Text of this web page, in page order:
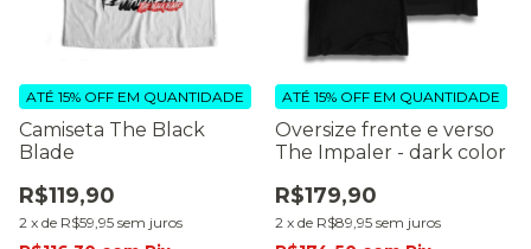
Camiseta The Black
Blade
R$119,90
2 x de R$59,95 sem juros
ATÉ 15% OFF EM QUANTIDADE
Oversize frente e verso
The Impaler - dark color
R$179,90
2 x de R$89,95 sem juros
ATÉ 15% OFF EM QUANTIDADE